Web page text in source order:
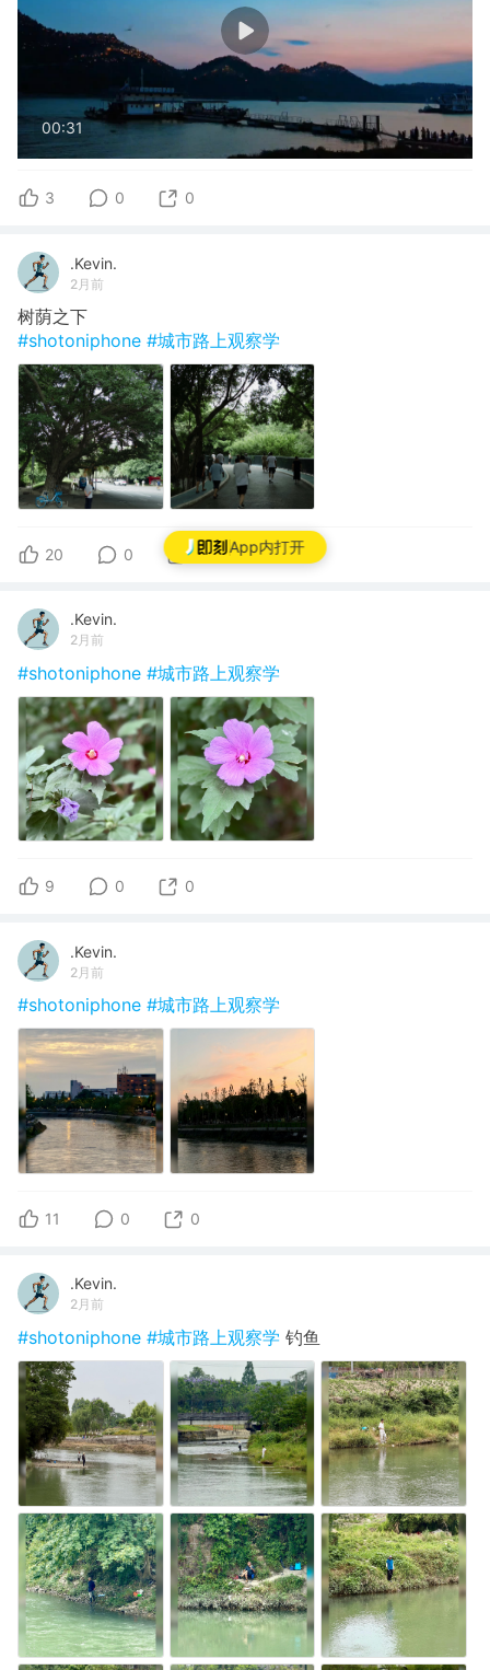
App内打开
00:31
3 0 0
.Kevin.
2月前
树荫之下
#shotoniphone #城市路上观察学
20 0 0
.Kevin.
2月前
#shotoniphone #城市路上观察学
9 0 0
.Kevin.
2月前
#shotoniphone #城市路上观察学
11 0 0
.Kevin.
2月前
#shotoniphone #城市路上观察学 钓鱼